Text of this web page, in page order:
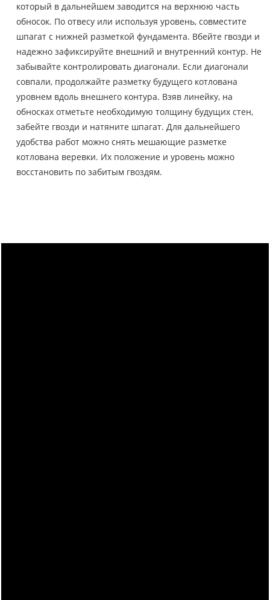
который в дальнейшем заводится на верхнюю часть
обносок. По отвесу или используя уровень, совместите
шпагат с нижней разметкой фундамента. Вбейте гвозди и
надежно зафиксируйте внешний и внутренний контур. Не
забывайте контролировать диагонали. Если диагонали
совпали, продолжайте разметку будущего котлована
уровнем вдоль внешнего контура. Взяв линейку, на
обносках отметьте необходимую толщину будущих стен,
забейте гвозди и натяните шпагат. Для дальнейшего
удобства работ можно снять мешающие разметке
котлована веревки. Их положение и уровень можно
восстановить по забитым гвоздям.